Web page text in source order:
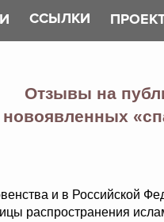
ССЫЛКИ
Отзывы на
и в Российской
распространения